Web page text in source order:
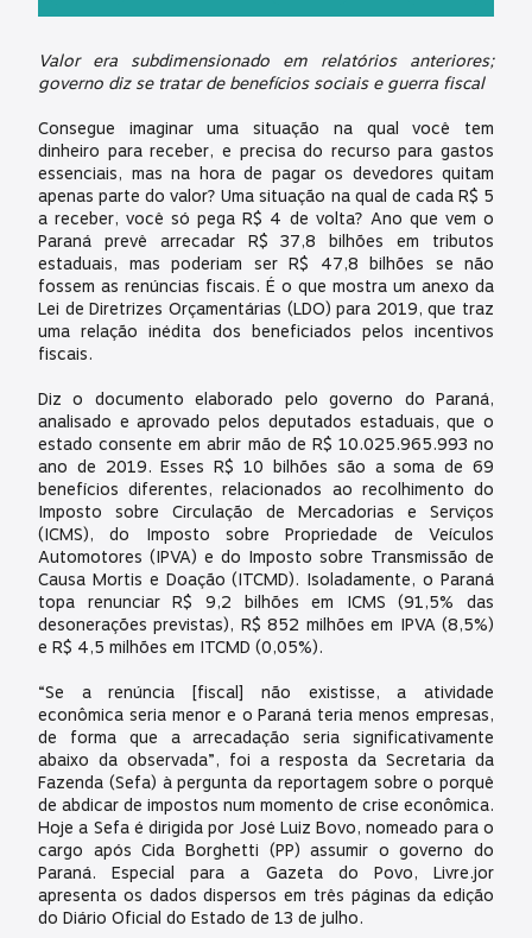
Valor era subdimensionado em relatórios anteriores;
governo diz se tratar de benefícios sociais e guerra fiscal
Consegue imaginar uma situação na qual você tem
dinheiro para receber, e precisa do recurso para gastos
essenciais, mas na hora de pagar os devedores quitam
apenas parte do valor? Uma situação na qual de cada R$ 5
a receber, você só pega R$ 4 de volta? Ano que vem o
Paraná prevê arrecadar R$ 37,8 bilhões em tributos
estaduais, mas poderiam ser R$ 47,8 bilhões se não
fossem as renúncias fiscais. É o que mostra um anexo da
Lei de Diretrizes Orçamentárias (LDO) para 2019, que traz
uma relação inédita dos beneficiados pelos incentivos
fiscais.
Diz o documento elaborado pelo governo do Paraná,
analisado e aprovado pelos deputados estaduais, que o
estado consente em abrir mão de R$ 10.025.965.993 no
ano de 2019. Esses R$ 10 bilhões são a soma de 69
benefícios diferentes, relacionados ao recolhimento do
Imposto sobre Circulação de Mercadorias e Serviços
(ICMS), do Imposto sobre Propriedade de Veículos
Automotores (IPVA) e do Imposto sobre Transmissão de
Causa Mortis e Doação (ITCMD). Isoladamente, o Paraná
topa renunciar R$ 9,2 bilhões em ICMS (91,5% das
desonerações previstas), R$ 852 milhões em IPVA (8,5%)
e R$ 4,5 milhões em ITCMD (0,05%).
“Se a renúncia [fiscal] não existisse, a atividade
econômica seria menor e o Paraná teria menos empresas,
de forma que a arrecadação seria significativamente
abaixo da observada”, foi a resposta da Secretaria da
Fazenda (Sefa) à pergunta da reportagem sobre o porquê
de abdicar de impostos num momento de crise econômica.
Hoje a Sefa é dirigida por José Luiz Bovo, nomeado para o
cargo após Cida Borghetti (PP) assumir o governo do
Paraná. Especial para a Gazeta do Povo, Livre.jor
apresenta os dados dispersos em três páginas da edição
do Diário Oficial do Estado de 13 de julho.